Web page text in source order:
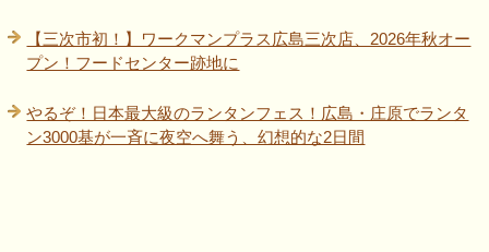
【三次市初！】ワークマンプラス広島三次店、2026年秋オー
プン！フードセンター跡地に
やるぞ！日本最大級のランタンフェス！広島・庄原でランタ
ン3000基が一斉に夜空へ舞う、幻想的な2日間